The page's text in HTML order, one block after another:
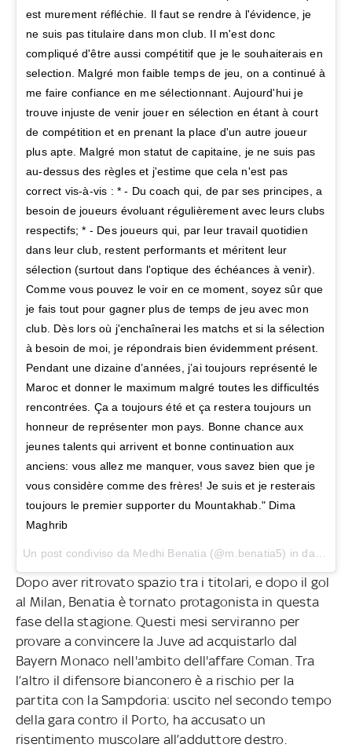
est murement réfléchie. Il faut se rendre à l'évidence, je
ne suis pas titulaire dans mon club. Il m'est donc
compliqué d'être aussi compétitif que je le souhaiterais en
selection. Malgré mon faible temps de jeu, on a continué à
me faire confiance en me sélectionnant. Aujourd'hui je
trouve injuste de venir jouer en sélection en étant à court
de compétition et en prenant la place d'un autre joueur
plus apte. Malgré mon statut de capitaine, je ne suis pas
au-dessus des règles et j'estime que cela n'est pas
correct vis-à-vis : * - Du coach qui, de par ses principes, a
besoin de joueurs évoluant régulièrement avec leurs clubs
respectifs; * - Des joueurs qui, par leur travail quotidien
dans leur club, restent performants et méritent leur
sélection (surtout dans l'optique des échéances à venir).
Comme vous pouvez le voir en ce moment, soyez sûr que
je fais tout pour gagner plus de temps de jeu avec mon
club. Dès lors où j'enchaînerai les matchs et si la sélection
à besoin de moi, je répondrais bien évidemment présent.
Pendant une dizaine d’années, j’ai toujours représenté le
Maroc et donner le maximum malgré toutes les difficultés
rencontrées. Ça a toujours été et ça restera toujours un
honneur de représenter mon pays. Bonne chance aux
jeunes talents qui arrivent et bonne continuation aux
anciens: vous allez me manquer, vous savez bien que je
vous considère comme des frères! Je suis et je resterais
toujours le premier supporter du Mountakhab." Dima
Maghrib
Dopo aver ritrovato spazio tra i titolari, e dopo il gol
al Milan, Benatia è tornato protagonista in questa
fase della stagione. Questi mesi serviranno per
provare a convincere la Juve ad acquistarlo dal
Bayern Monaco nell'ambito dell'affare Coman. Tra
l’altro il difensore bianconero è a rischio per la
partita con la Sampdoria: uscito nel secondo tempo
della gara contro il Porto, ha accusato un
risentimento muscolare all’adduttore destro.